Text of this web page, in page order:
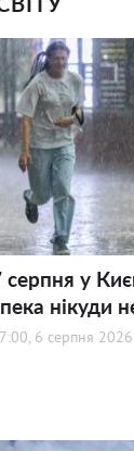
серпня у
нікуди
6 серпня 2026